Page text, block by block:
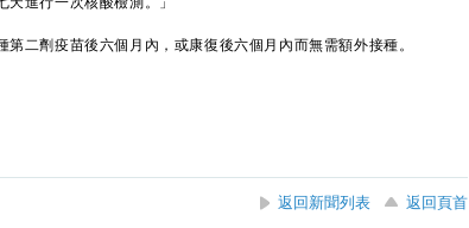
二劑疫苗後六個月內，或康復後六個月內而無需額外接種。
返回新聞列表
返回頁首